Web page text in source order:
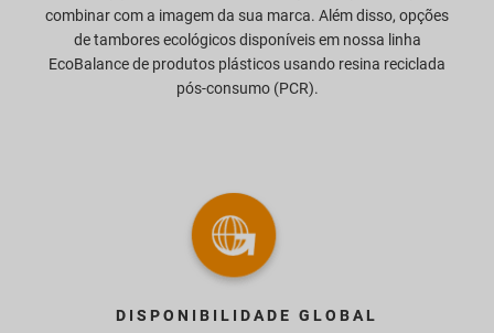
combinar com a imagem da sua marca. Além disso, opções
de tambores ecológicos disponíveis em nossa linha
EcoBalance de produtos plásticos usando resina reciclada
pós-consumo (PCR).
DISPONIBILIDADE GLOBAL